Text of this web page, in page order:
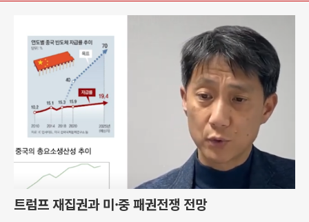
트럼프 재집권과 미·중 패권전쟁 전망